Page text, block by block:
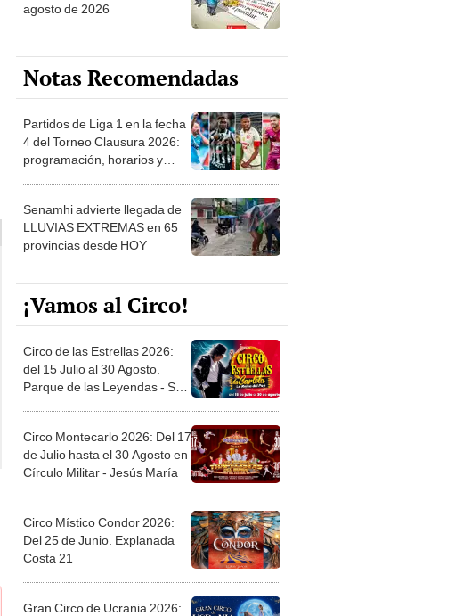
agosto de 2026
Notas Recomendadas
Partidos de Liga 1 en la fecha
4 del Torneo Clausura 2026:
programación, horarios y
Senamhi advierte llegada de
LLUVIAS EXTREMAS en 65
provincias desde HOY
¡Vamos al Circo!
Circo de las Estrellas 2026:
del 15 Julio al 30 Agosto.
Parque de las Leyendas - San
Circo Montecarlo 2026: Del 17
de Julio hasta el 30 Agosto en
Círculo Militar - Jesús María
Circo Místico Condor 2026:
Del 25 de Junio. Explanada
Costa 21
Gran Circo de Ucrania 2026: